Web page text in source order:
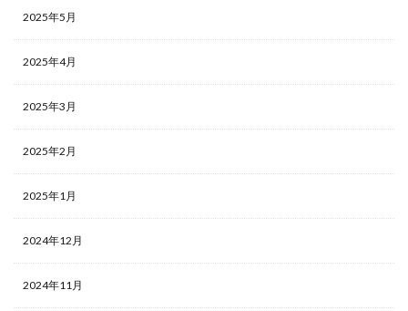
2025年5月
2025年4月
2025年3月
2025年2月
2025年1月
2024年12月
2024年11月